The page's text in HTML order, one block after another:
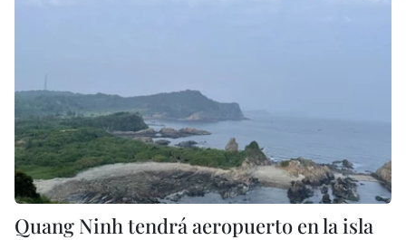
Quang Ninh tendrá aeropuerto en la isla